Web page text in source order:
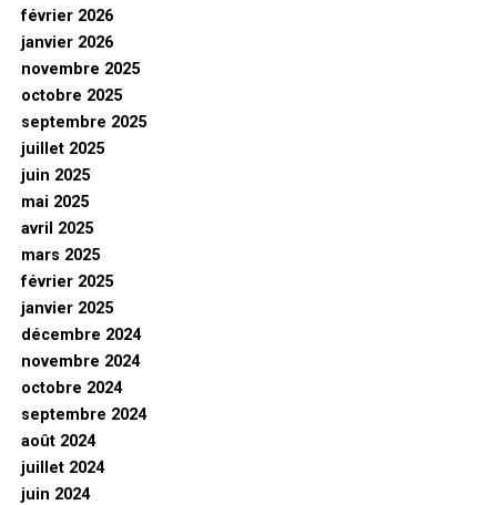
février 2026
janvier 2026
novembre 2025
octobre 2025
septembre 2025
juillet 2025
juin 2025
mai 2025
avril 2025
mars 2025
février 2025
janvier 2025
décembre 2024
novembre 2024
octobre 2024
septembre 2024
août 2024
juillet 2024
juin 2024